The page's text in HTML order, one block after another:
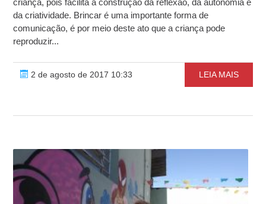
criança, pois facilita a construção da reflexão, da autonomia e
da criatividade. Brincar é uma importante forma de
comunicação, é por meio deste ato que a criança pode
reproduzir...
2 de agosto de 2017 10:33 LEIA MAIS